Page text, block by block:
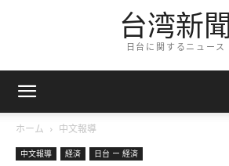
台湾新聞
日台に関するニュース
ホーム 中文報導
中文報導 経済 日台 ー 経済